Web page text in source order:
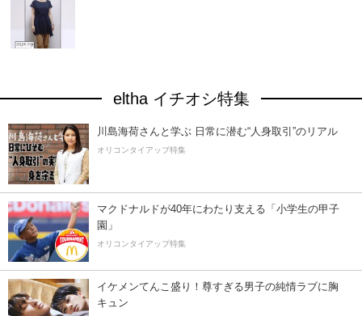
eltha イチオシ特集
川島海荷さんと学ぶ 日常に潜む“人身取引”のリアル
オリコンタイアップ特集
マクドナルドが40年にわたり支える「小学生の甲子
園」
オリコンタイアップ特集
イケメンてんこ盛り！尊すぎる男子の純情ラブに胸
キュン